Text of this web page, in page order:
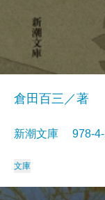
倉田百三／著
新潮文庫 978-
文庫